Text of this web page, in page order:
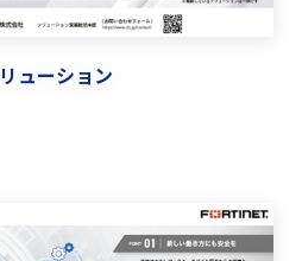
ューション